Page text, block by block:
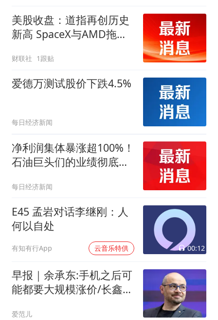
美股收盘：道指再创历史
新高 SpaceX与AMD拖累
财联社 1跟贴
爱德万测试股价下跌4.5%
每日经济新闻
净利润集体暴涨超100%！
石油巨头们的业绩彻底炸
每日经济新闻
E45 孟岩对话李继刚：人
何以自处
有知有行App 云音乐特供 00:12
早报｜余承东:手机之后可
能都要大规模涨价/长鑫存
爱范儿